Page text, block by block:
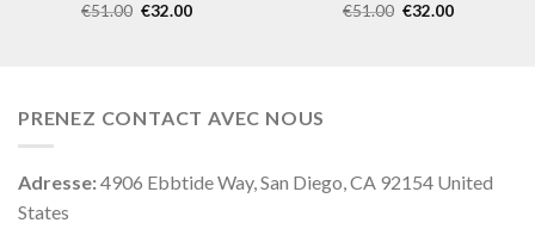
€51.00 €32.00
€51.00 €32.00
PRENEZ CONTACT AVEC NOUS
Adresse:4906 Ebbtide Way, San Diego, CA 92154 United
States